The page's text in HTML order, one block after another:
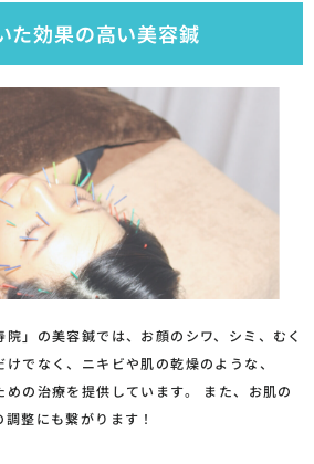
た効果の高い美容鍼
」の美容鍼では、お顔のシワ、シミ、むく
でなく、ニキビや肌の乾燥のような、
の治療を提供しています。 また、お肌の
整にも繋がります！